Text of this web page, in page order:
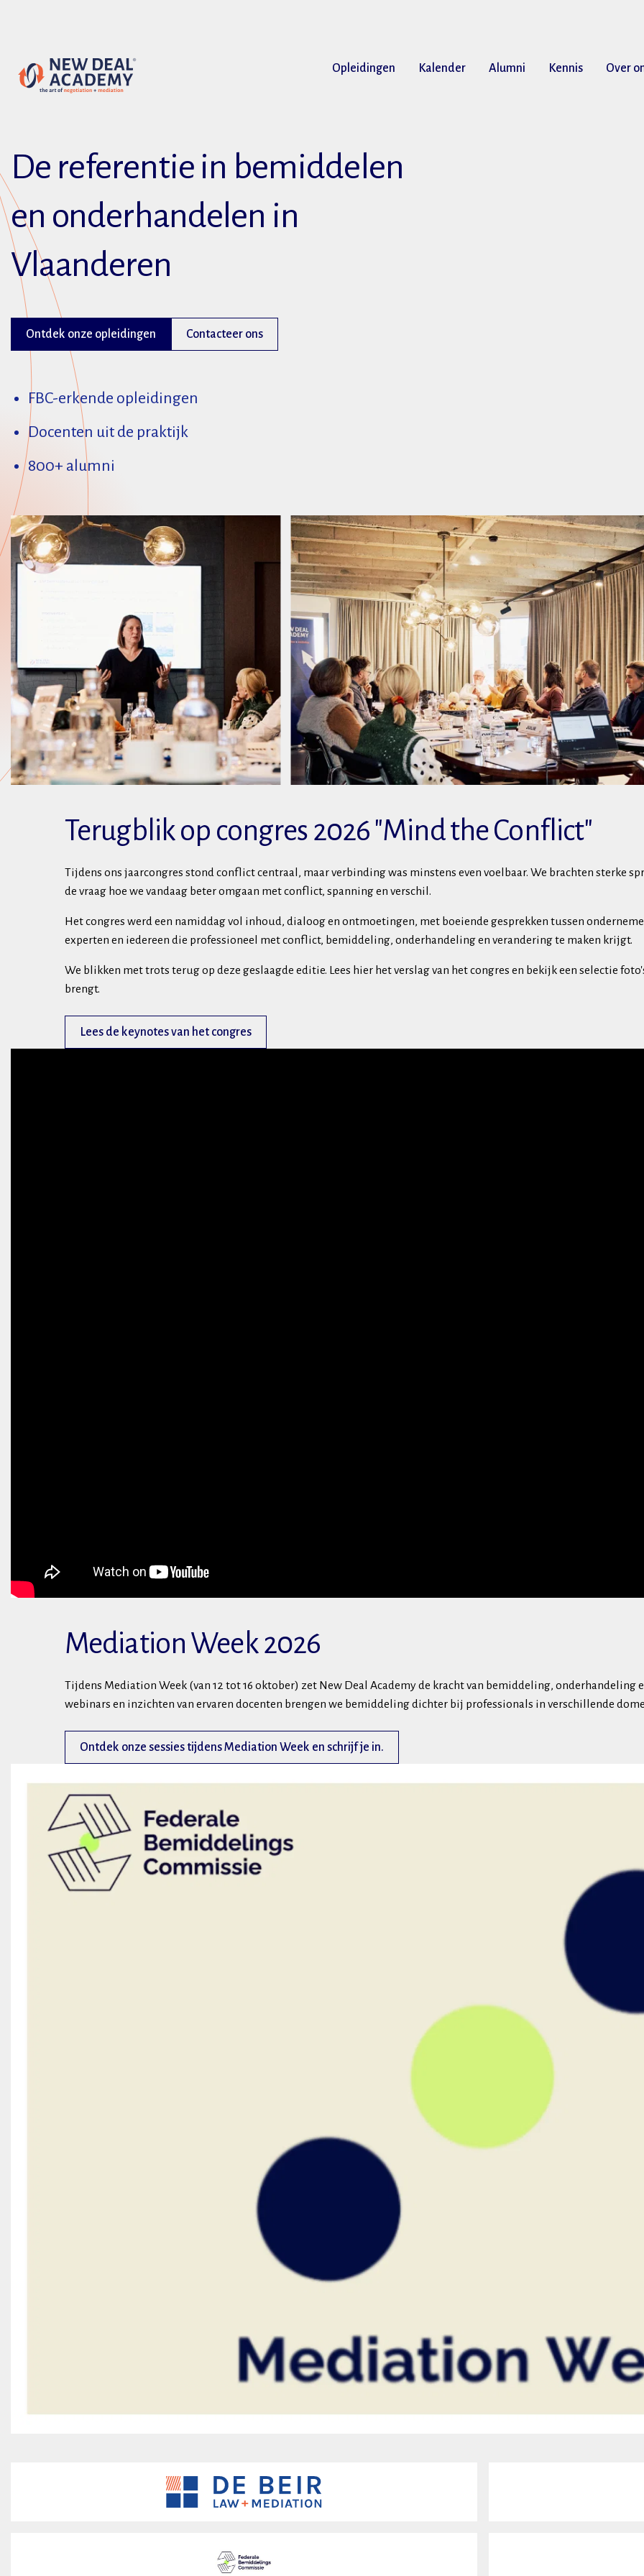
Opleidingen Kalender Alumni Kennis Over
De referentie in bemiddelen
en onderhandelen in
Vlaanderen
Ontdek onze opleidingen Contacteer ons
FBC-erkende opleidingen
Docenten uit de praktijk
800+ alumni
Terugblik op congres 2026 "Mind the Conflict"
Tijdens ons jaarcongres stond conflict centraal, maar verbinding was minstens even voelbaar. We brachten sterke
de vraag hoe we vandaag beter omgaan met conflict, spanning en verschil.
Het congres werd een namiddag vol inhoud, dialoog en ontmoetingen, met boeiende gesprekken tussen
experten en iedereen die professioneel met conflict, bemiddeling, onderhandeling en verandering te maken krijgt.
We blikken met trots terug op deze geslaagde editie. Lees hier het verslag van het congres en bekijk een selectie
brengt.
Lees de keynotes van het congres
Mediation Week 2026
Tijdens Mediation Week (van 12 tot 16 oktober) zet New Deal Academy de kracht van bemiddeling,
webinars en inzichten van ervaren docenten brengen we bemiddeling dichter bij professionals in verschillende
Ontdek onze sessies tijdens Mediation Week en schrijf je in.